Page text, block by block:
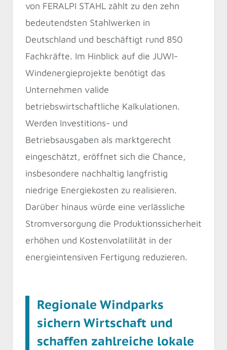
von FERALPI STAHL zählt zu den zehn
bedeutendsten Stahlwerken in
Deutschland und beschäftigt rund 850
Fachkräfte. Im Hinblick auf die JUWI-
Windenergieprojekte benötigt das
Unternehmen valide
betriebswirtschaftliche Kalkulationen.
Werden Investitions- und
Betriebsausgaben als marktgerecht
eingeschätzt, eröffnet sich die Chance,
insbesondere nachhaltig langfristig
niedrige Energiekosten zu realisieren.
Darüber hinaus würde eine verlässliche
Stromversorgung die Produktionssicherheit
erhöhen und Kostenvolatilität in der
energieintensiven Fertigung reduzieren.
Regionale Windparks
sichern Wirtschaft und
schaffen zahlreiche lokale